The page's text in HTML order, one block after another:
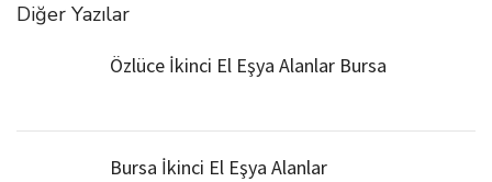
Diğer Yazılar
Özlüce İkinci El Eşya Alanlar Bursa
Bursa İkinci El Eşya Alanlar